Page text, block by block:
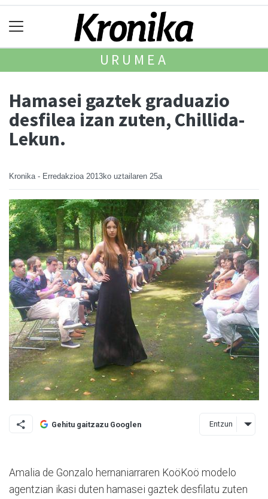
URUMEA
Hamasei gaztek graduazio
desfilea izan zuten, Chillida-
Lekun.
Kronika - Erredakzioa 2013ko uztailaren 25a
Gehitu gaitzazu Googlen Entzun
Amalia de Gonzalo hernaniarraren KoöKoö modelo
agentzian ikasi duten hamasei gaztek desfilatu zuten